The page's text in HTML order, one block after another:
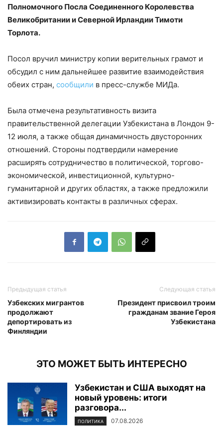
Полномочного Посла Соединенного Королевства
Великобритании и Северной Ирландии Тимоти
Торлота.
Посол вручил министру копии верительных грамот и
обсудил с ним дальнейшее развитие взаимодействия
обеих стран, сообщили в пресс-службе МИДа.
Была отмечена результативность визита
правительственной делегации Узбекистана в Лондон 9-
12 июля, а также общая динамичность двусторонних
отношений. Стороны подтвердили намерение
расширять сотрудничество в политической, торгово-
экономической, инвестиционной, культурно-
гуманитарной и других областях, а также предложили
активизировать контакты в различных сферах.
Предыдущая статья
Узбекских мигрантов
продолжают
депортировать из
Финляндии
Следующая статья
Президент присвоил троим
гражданам звание Героя
Узбекистана
ЭТО МОЖЕТ БЫТЬ ИНТЕРЕСНО
Узбекистан и США выходят на
новый уровень: итоги
разговора...
ПОЛИТИКА 07.08.2026